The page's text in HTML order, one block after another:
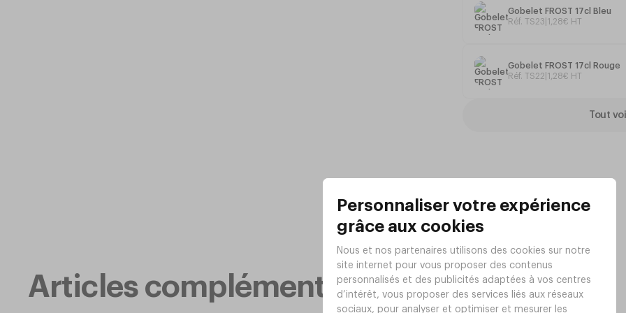
Option couvercle disponible gris
Gobelet FROST 17cl Bleu
Réf. TS23 1 28€ HT
Gobelet FROST 17cl Rouge
Réf. TS22 1 28€ HT
Tout
Articles complémentaires